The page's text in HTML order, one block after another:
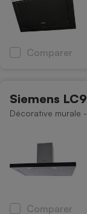
Comparer
Siemens
Décorative murale
Comparer